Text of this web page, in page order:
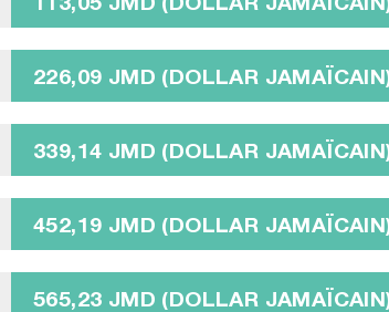
226,09 JMD (DOLLAR
339,14 JMD (DOLLAR
452,19 JMD (DOLLAR
565,23 JMD (DOLLAR